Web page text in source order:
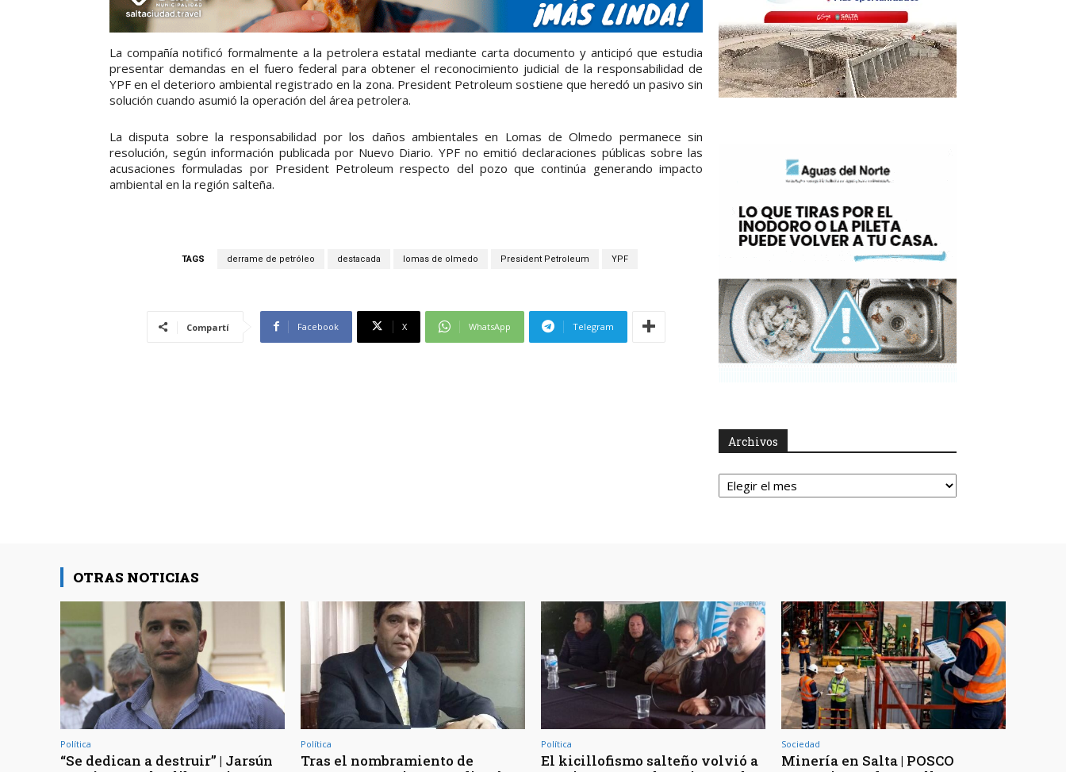
La compañía notificó formalmente a la petrolera estatal mediante carta documento y anticipó que estudia
presentar demandas en el fuero federal para obtener el reconocimiento judicial de la responsabilidad de
YPF en el deterioro ambiental registrado en la zona. President Petroleum sostiene que heredó un pasivo sin
solución cuando asumió la operación del área petrolera.
La disputa sobre la responsabilidad por los daños ambientales en Lomas de Olmedo permanece sin
resolución, según información publicada por Nuevo Diario. YPF no emitió declaraciones públicas sobre las
acusaciones formuladas por President Petroleum respecto del pozo que continúa generando impacto
ambiental en la región salteña.
TAGS derrame de petróleo destacada lomas de olmedo President Petroleum YPF
Compartí Facebook X WhatsApp Telegram
Archivos
Archivos
OTRAS NOTICIAS
Política
“Se dedican a destruir” | Jarsún
Política
Tras el nombramiento de
Política
El kicillofismo salteño volvió a
Sociedad
Minería en Salta | POSCO